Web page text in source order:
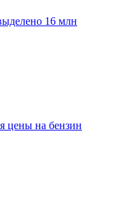
16 млн
цены на бензин